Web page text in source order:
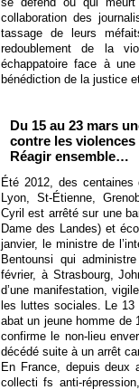
collaboration des
tassage de leurs
redoublement de la
échappatoire face à
bénédiction de la justice
Du 15 au 23 mars
contre les
Réagir ensemble…
Été 2012, des
Lyon, St-Étienne,
Cyril est arrêté sur une
Dame des Landes) et
janvier, le ministre de
Bentounsi qui
février, à Strasbourg,
d’une manifestation,
les luttes sociales. Le
abat un jeune homme de
confirme le non-lieu
décédé suite à un arrêt
En France, depuis deux
collecti fs anti-